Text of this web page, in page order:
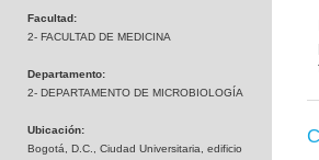
Facultad:
2- FACULTAD DE MEDICINA
Departamento:
2- DEPARTAMENTO DE MICROBIOLOGÍA
Ubicación:
Bogotá, D.C., Ciudad Universitaria, edificio